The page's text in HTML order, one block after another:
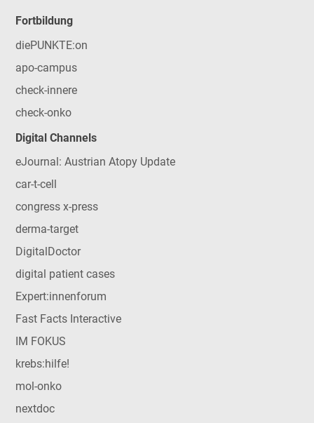
Fortbildung
diePUNKTE:on
apo-campus
check-innere
check-onko
Digital Channels
eJournal: Austrian Atopy Update
car-t-cell
congress x-press
derma-target
DigitalDoctor
digital patient cases
Expert:innenforum
Fast Facts Interactive
IM FOKUS
krebs:hilfe!
mol-onko
nextdoc